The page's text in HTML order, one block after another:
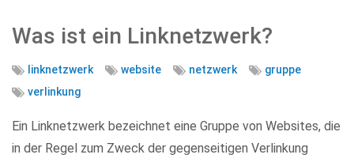
Was ist ein Linknetzwerk?
linknetzwerk website netzwerk
gruppe
verlinkung
Ein Linknetzwerk bezeichnet eine Gruppe von Websites, die
in der Regel zum Zweck der gegenseitigen Verlinkung